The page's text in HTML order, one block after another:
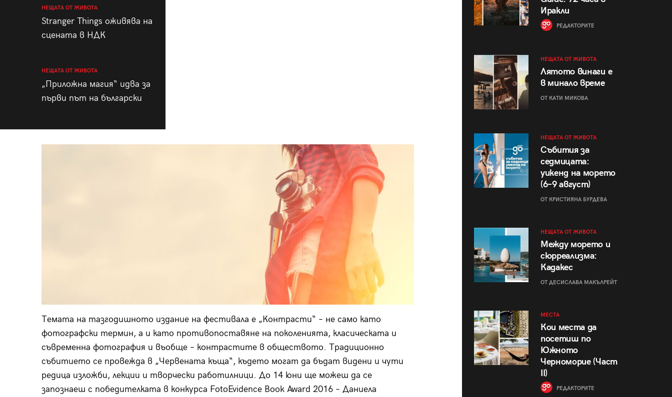
НЕЩАТА ОТ ЖИВОТА
Stranger Things оживява на
сцената в НДК
НЕЩАТА ОТ ЖИВОТА
„Приложна магия“ идва за
първи път на български
Темата на тазгодишното издание на фестивала е „Контрасти“ – не само като
фотографски термин, а и като противопоставяне на поколенията, класическата и
съвременна фотография и въобще – контрастите в обществото. Традиционно
събитието се провежда в „Червената къща“, където могат да бъдат видени и чути
редица изложби, лекции и творчески работилници. До 14 юни ще можеш да се
запознаеш с победителката в конкурса FotoEvidence Book Award 2016 – Даниела
Иракли
РЕДАКТОРИТЕ
НЕЩАТА ОТ ЖИВОТА
Лятото винаги е
в минало време
ОТ КАТИ МИКОВА
НЕЩАТА ОТ ЖИВОТА
Събития за
седмицата:
уикенд на морето
(6–9 август)
ОТ КРИСТИЯНА БУРДЕВА
НЕЩАТА ОТ ЖИВОТА
Между морето и
сюрреализма:
Кадакес
ОТ ДЕСИСЛАВА МАКЪЛРЕЙТ
МЕСТА
Кои места да
посетиш по
Южното
Черноморие (Част
II)
РЕДАКТОРИТЕ